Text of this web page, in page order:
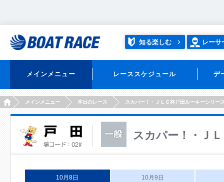
知る楽しむ レーサ
メインメニュー レーススケジュール デ
HOMEメインメニュー 本日のレース スカパー！・ＪＬＣ杯戸田ルーキーシリー
スカパー！・Ｊ
10月8日 10月9日